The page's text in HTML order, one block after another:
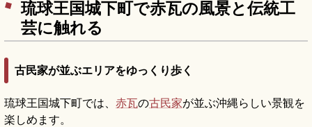
琉球王国城下町で赤瓦の風景と伝統工
芸に触れる
古民家が並ぶエリアをゆっくり歩く
琉球王国城下町では、 赤瓦の古民家が並ぶ沖縄らしい景観を
楽しめます。